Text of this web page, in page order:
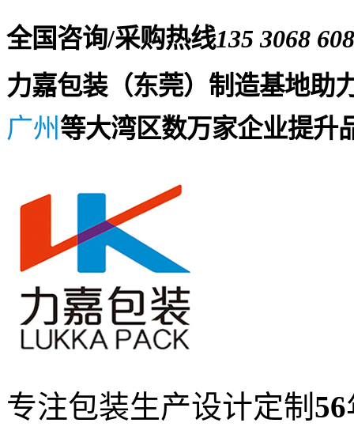
全国咨询/采购热线135 3068
力嘉包装（东莞）制造基地助
广州等大湾区数万家企业提升
专注包装生产设计定制 56